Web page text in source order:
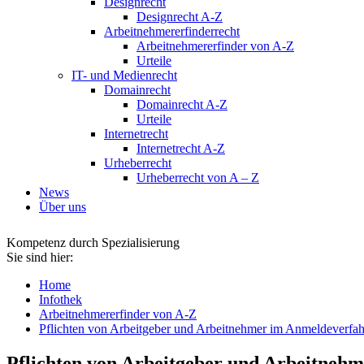
Designrecht A-Z
Arbeitnehmererfinderrecht
Arbeitnehmererfinder von A-Z
Urteile
IT- und Medienrecht
Domainrecht
Domainrecht A-Z
Urteile
Internetrecht
Internetrecht A-Z
Urheberrecht
Urheberrecht von A – Z
News
Über uns
Kompetenz durch Spezialisierung
Sie sind hier:
Home
Infothek
Arbeitnehmererfinder von A-Z
Pflichten von Arbeitgeber und Arbeitnehmer im